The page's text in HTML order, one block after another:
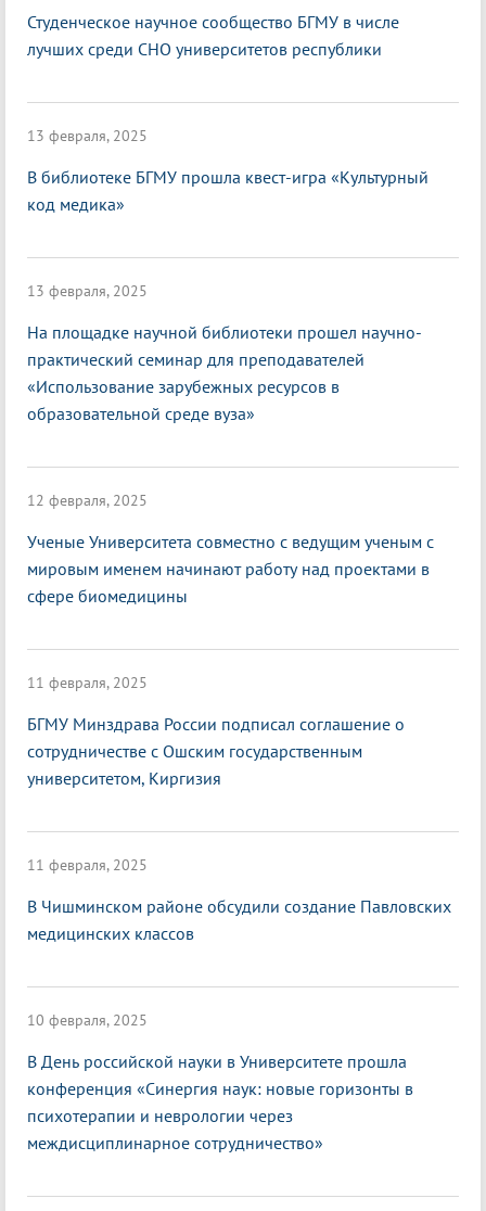
Студенческое научное сообщество БГМУ в числе
лучших среди СНО университетов республики
13 февраля, 2025
В библиотеке БГМУ прошла квест-игра «Культурный
код медика»
13 февраля, 2025
На площадке научной библиотеки прошел научно-
практический семинар для преподавателей
«Использование зарубежных ресурсов в
образовательной среде вуза»
12 февраля, 2025
Ученые Университета совместно с ведущим ученым с
мировым именем начинают работу над проектами в
сфере биомедицины
11 февраля, 2025
БГМУ Минздрава России подписал соглашение о
сотрудничестве с Ошским государственным
университетом, Киргизия
11 февраля, 2025
В Чишминском районе обсудили создание Павловских
медицинских классов
10 февраля, 2025
В День российской науки в Университете прошла
конференция «Синергия наук: новые горизонты в
психотерапии и неврологии через
междисциплинарное сотрудничество»